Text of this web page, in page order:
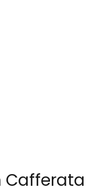
Cafferata